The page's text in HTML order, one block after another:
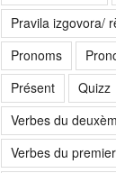
Pravila izgovora/
Pronoms
Présent
Quizz
Verbes du
Verbes du